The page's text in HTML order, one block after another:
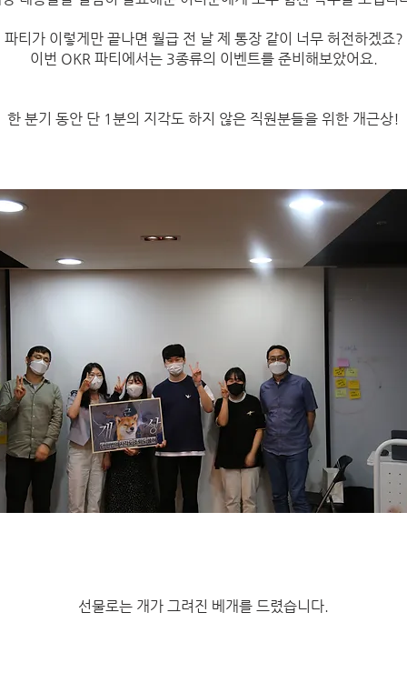
파티가 이렇게만 끝나면 월급 전 날 제 통장 같이 너무 허전하겠죠?
이번 OKR 파티에서는 3종류의 이벤트를 준비해보았어요.
한 분기 동안 단 1분의 지각도 하지 않은 직원분들을 위한 개근상!
선물로는 개가 그려진 베개를 드렸습니다.